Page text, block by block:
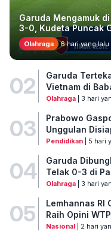
Garuda Mengamuk
3-0, Kudeta Puncak
Olahraga 6 hari yang lalu
02
Garuda
Vietnam di
Olahraga| 3 hari
03
Prabowo
Unggulan
Pendidikan| 5 hari
04
Garuda
Telak 0-3 di
Olahraga| 3 hari
05
Lemhannas RI
Raih Opini
Nasional| 2 hari